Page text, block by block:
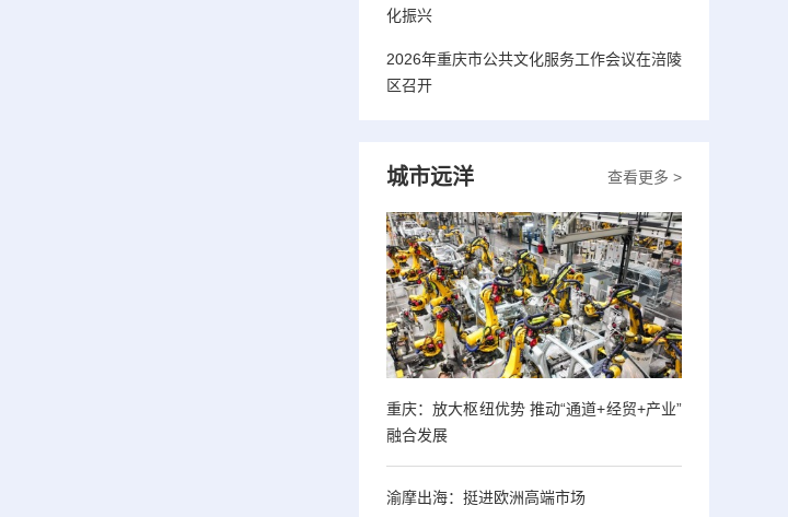
化振兴
2026年重庆市公共文化服务工作会议在涪陵
区召开
查看更多 >
城市远洋
重庆：放大枢纽优势 推动“通道+经贸+产业”
融合发展
渝摩出海：挺进欧洲高端市场